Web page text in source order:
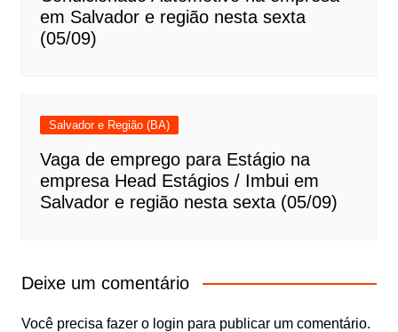
em Salvador e região nesta sexta
(05/09)
Salvador e Região (BA)
Vaga de emprego para Estágio na
empresa Head Estágios / Imbui em
Salvador e região nesta sexta (05/09)
Deixe um comentário
Você precisa fazer o login para publicar um comentário.